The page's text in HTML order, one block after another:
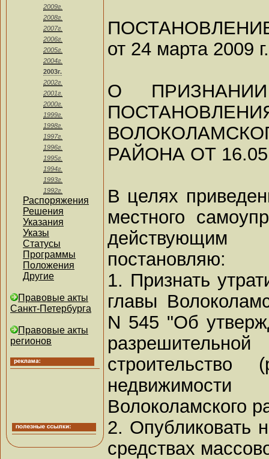
2009г.
2008г.
2007г.
2006г.
2005г.
2004г.
2003г.
2002г.
2001г.
2000г.
1999г.
1998г.
1997г.
1996г.
1995г.
1994г.
1993г.
1992г.
Распоряжения
Решения
Указания
Указы
Статусы
Программы
Положения
Другие
Правовые акты
Санкт-Петербурга
Правовые акты
регионов
от 24 марта 2009
О
РАЙОНА ОТ
В целях
местного
постановляю:
1. Признать
главы
N 545 "Об
строительство
Волоколамского
2. Опубликовать
средствах